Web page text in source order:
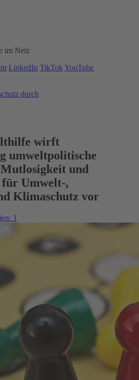
im Netz
LinkedIn TikTok YouTube
durch
wirft
umweltpolitische
und
Umwelt-,
Klimaschutz vor
1